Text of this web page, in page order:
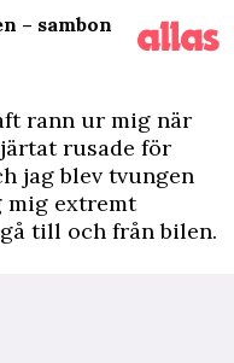
– sambon
rann ur mig när
rusade för
jag blev tvungen
mig extremt
till och från bilen.